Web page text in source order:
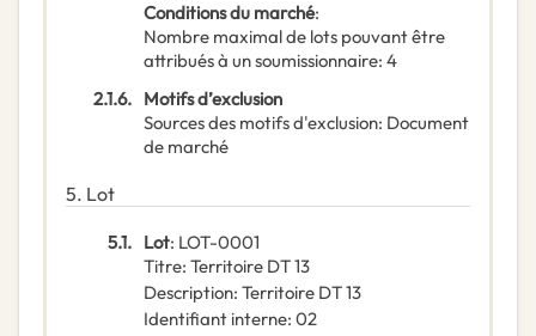
Conditions du marché:
Nombre maximal de lots pouvant être
attribués à un soumissionnaire: 4
2.1.6. Motifs d’exclusion
Sources des motifs d'exclusion: Document
de marché
5. Lot
5.1. Lot: LOT-0001
Titre: Territoire DT 13
Description: Territoire DT 13
Identifiant interne: 02